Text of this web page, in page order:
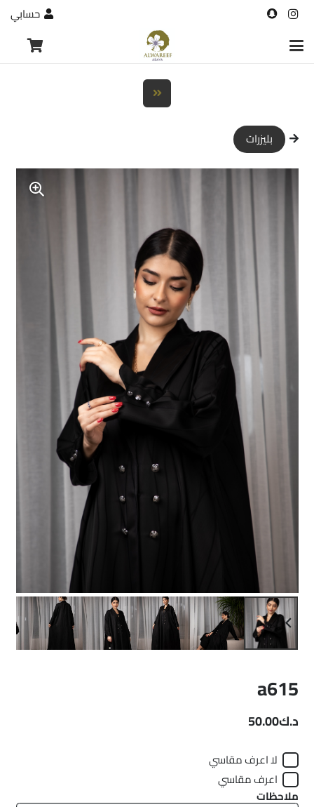
حسابي
بليزرات
a615
د.ك50.00
لا اعرف مقاسي
اعرف مقاسي
ملاحظات